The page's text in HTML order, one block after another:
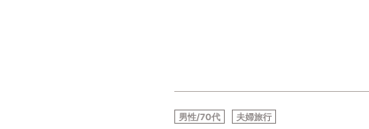
男性/70代 夫婦旅行